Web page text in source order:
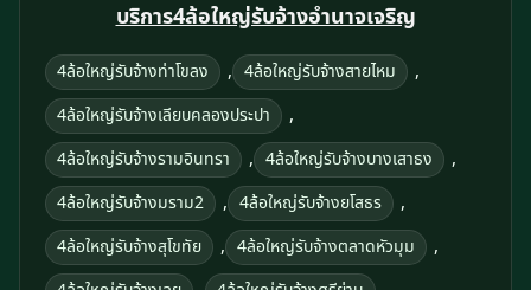
บริการ4ล้อใหญ่รับจ้างอํานาจเจริญ
4ล้อใหญ่รับจ้างท่าโขลง , 4ล้อใหญ่รับจ้างสายไหม ,
4ล้อใหญ่รับจ้างเลียบคลองประปา ,
4ล้อใหญ่รับจ้างรามอินทรา , 4ล้อใหญ่รับจ้างบางเสาธง ,
4ล้อใหญ่รับจ้างมราม2 , 4ล้อใหญ่รับจ้างยโสธร ,
4ล้อใหญ่รับจ้างสุโขทัย , 4ล้อใหญ่รับจ้างตลาดหัวมุม ,